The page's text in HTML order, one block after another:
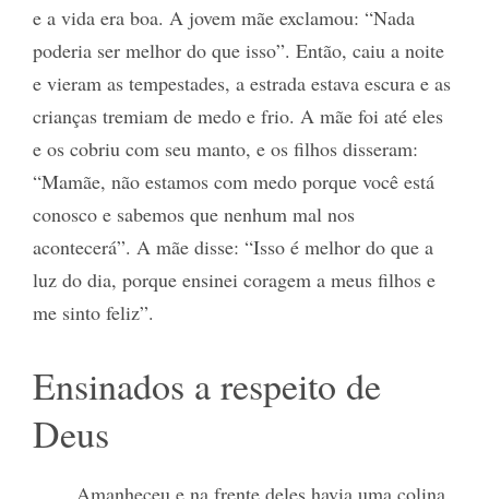
e a vida era boa. A jovem mãe exclamou: “Nada
poderia ser melhor do que isso”. Então, caiu a noite
e vieram as tempestades, a estrada estava escura e as
crianças tremiam de medo e frio. A mãe foi até eles
e os cobriu com seu manto, e os filhos disseram:
“Mamãe, não estamos com medo porque você está
conosco e sabemos que nenhum mal nos
acontecerá”. A mãe disse: “Isso é melhor do que a
luz do dia, porque ensinei coragem a meus filhos e
me sinto feliz”.
Ensinados a respeito de
Deus